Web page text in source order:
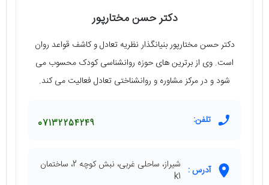
دکتر حسن مختارپور
دکتر حسن مختارپور بنیانگذار نظریه تعادل و کاشف قواعد روان
است. وی از برترین های حوزه روانشناسی کودک محسوب می
شود و در مرکز مشاوره و روانشناختی تعادل فعالیت می کند.
تلفن: 07132254249
آدرس :
شیراز، ساحلی غربی، نبش کوچه 2، ساختمان
k1